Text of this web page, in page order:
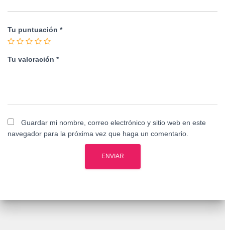
Tu puntuación *
Tu valoración *
Guardar mi nombre, correo electrónico y sitio web en este
navegador para la próxima vez que haga un comentario.